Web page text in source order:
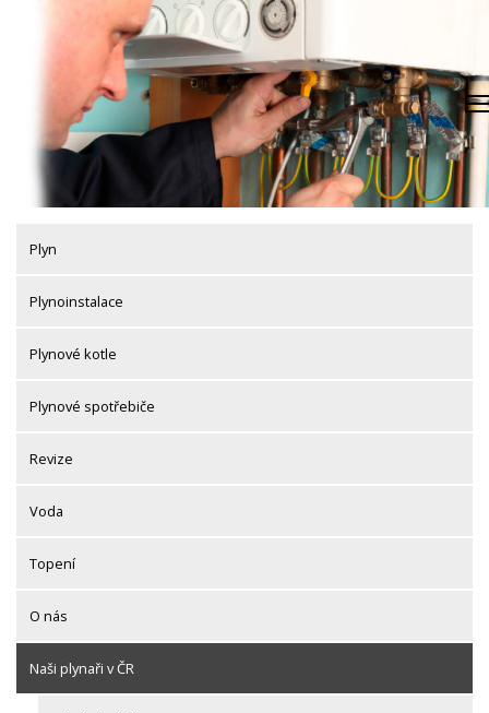
Plyn
Plynoinstalace
Plynové kotle
Plynové spotřebiče
Revize
Voda
Topení
O nás
Naši plynaři v ČR